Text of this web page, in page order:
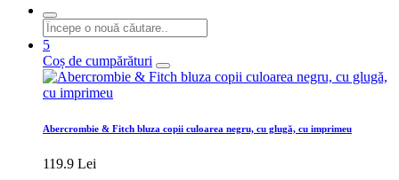
5
Coș de cumpărături
Abercrombie & Fitch bluza copii culoarea negru, cu glugă, cu imprimeu
119.9 Lei